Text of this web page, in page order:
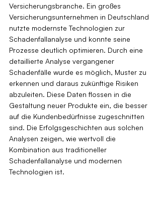
Versicherungsbranche. Ein großes
Versicherungsunternehmen in Deutschland
nutzte modernste Technologien zur
Schadenfallanalyse und konnte seine
Prozesse deutlich optimieren. Durch eine
detaillierte Analyse vergangener
Schadenfälle wurde es möglich, Muster zu
erkennen und daraus zukünftige Risiken
abzuleiten. Diese Daten flossen in die
Gestaltung neuer Produkte ein, die besser
auf die Kundenbedürfnisse zugeschnitten
sind. Die Erfolgsgeschichten aus solchen
Analysen zeigen, wie wertvoll die
Kombination aus traditioneller
Schadenfallanalyse und modernen
Technologien ist.